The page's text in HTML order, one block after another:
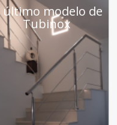
último modelo de
Tubinox